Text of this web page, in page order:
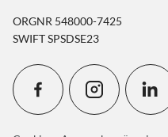
ORGNR 548000-7425
SWIFT SPSDSE23